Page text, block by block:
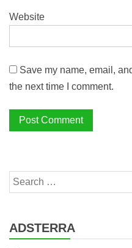
Website
Save my name, email,
the next time I comment.
Search
for:
ADSTERRA